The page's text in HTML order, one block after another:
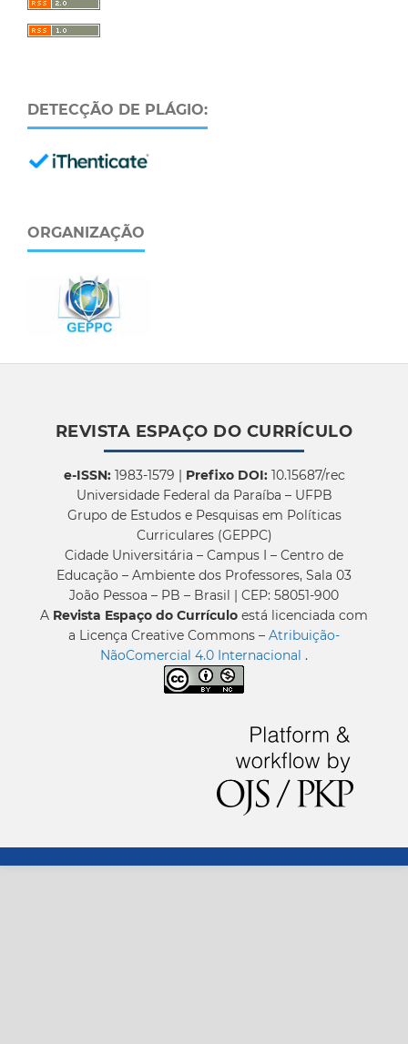
DETECÇÃO DE PLÁGIO:
ORGANIZAÇÃO
REVISTA ESPAÇO DO CURRÍCULO
e-ISSN:1983-1579 | Prefixo DOI:10.15687/rec
Universidade Federal da Paraíba – UFPB
Grupo de Estudos e Pesquisas em Políticas
Curriculares (GEPPC)
Cidade Universitária – Campus I – Centro de
Educação – Ambiente dos Professores, Sala 03
João Pessoa – PB – Brasil | CEP: 58051-900
A Revista Espaço do Currículo está licenciada com
a Licença Creative Commons – Atribuição-
NãoComercial 4.0 Internacional .